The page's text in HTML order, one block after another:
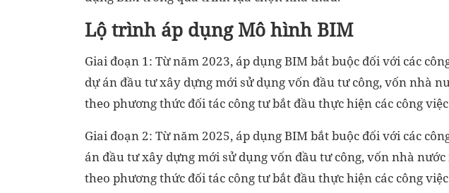
Lộ trình áp dụng Mô hình BIM
Giai đoạn 1: Từ năm 2023, áp dụng BIM bắt buộc đối với các
dự án đầu tư xây dựng mới sử dụng vốn đầu tư công, vốn nhà
theo phương thức đối tác công tư bắt đầu thực hiện các công
Giai đoạn 2: Từ năm 2025, áp dụng BIM bắt buộc đối với các
án đầu tư xây dựng mới sử dụng vốn đầu tư công, vốn nhà
theo phương thức đối tác công tư bắt đầu thực hiện các công